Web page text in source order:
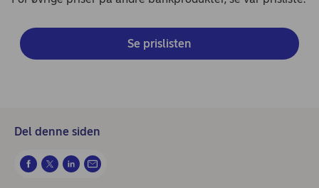
Se prislisten
Del denne siden